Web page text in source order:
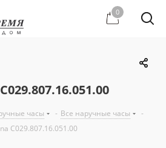
0
часы - Все наручные часы
-
C029.807.16.051.00